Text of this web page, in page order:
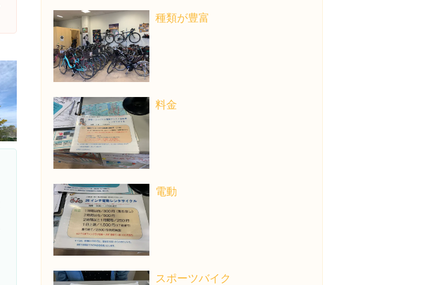
種類が豊富
料金
電動
スポーツバイク